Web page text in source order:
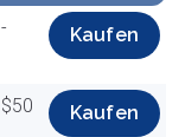
nat
- Kaufen
$50 Kaufen